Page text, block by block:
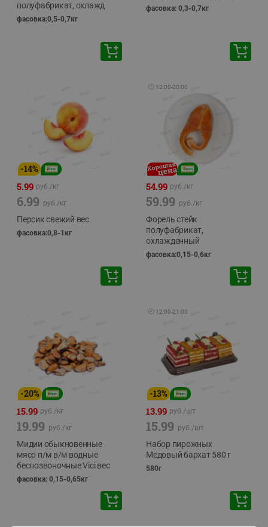
полуфабрикат, охлажд
фасовка:0,5-0,7кг
фасовка: 0,3-0,7кг
-14%
5.99 руб./кг
6.99 руб./кг
Персик свежий вес
фасовка:0,8-1кг
🕘 12:00-20:00
54.99 руб./кг
59.99 руб./кг
Форель стейк
полуфабрикат,
охлажденный
фасовка:0,15-0,6кг
-20%
15.99 руб./кг
19.99 руб./кг
Мидии обыкновенные
мясо п/м в/м водные
беспозвоночные Vici вес
фасовка: 0,15-0,65кг
🕘 12:00-21:00
-13%
13.99 руб./шт
15.99 руб./шт
Набор пирожных
Медовый бархат 580 г
580г